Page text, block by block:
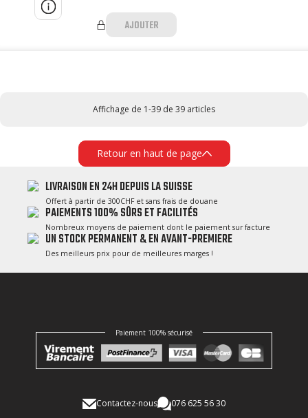
AJOUTER
Affichage de 1-39 de 39 articles
Retour en haut de page
LIVRAISON EN 24H DEPUIS LA SUISSE
Offert à partir de 300CHF et sans frais de douane
PAIEMENTS 100% SÛRS ET FACILITÉS
Nombreux moyens de paiement dont le paiement sur facture
UN STOCK PERMANENT & EN AVANT-PREMIERE
Des meilleurs prix pour de meilleures marges !
Paiement 100% sécurisé
Contactez-nous 076 625 56 30